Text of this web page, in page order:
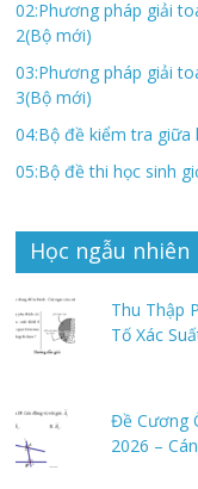
02:Phương pháp giải
2(Bộ mới)
03:Phương pháp giải
3(Bộ mới)
04:Bộ đề kiểm tra giữa
05:Bộ đề thi học sinh
Học ngẫu nhiên
Thu Thập
Tố Xác
Đề Cương
2026 –